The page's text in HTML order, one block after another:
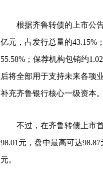
根据齐鲁转债的上市公告
亿元，占发行总量的43.15%
55.58%；保荐机构包销约
后将全部用于支持未来各项
补充齐鲁银行核心一级资本。
不过，在齐鲁转债上市首
98.01元，盘中最高可达
元。